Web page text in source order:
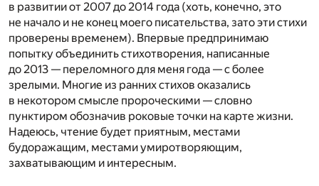
в развитии от 2007 до 2014 года (хоть, конечно, это
не начало и не конец моего писательства, зато эти стихи
проверены временем). Впервые предпринимаю
попытку объединить стихотворения, написанные
до 2013 — переломного для меня года — с более
зрелыми. Многие из ранних стихов оказались
в некотором смысле пророческими — словно
пунктиром обозначив роковые точки на карте жизни.
Надеюсь, чтение будет приятным, местами
будоражащим, местами умиротворяющим,
захватывающим и интересным.